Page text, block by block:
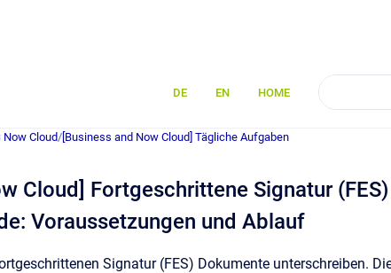
DE EN HOME
Now Cloud/ [Business and Now Cloud] Tägliche Aufgaben
Cloud] Fortgeschrittene Signatur
Voraussetzungen und Ablauf
Signatur (FES) Dokumente unterschreiben.